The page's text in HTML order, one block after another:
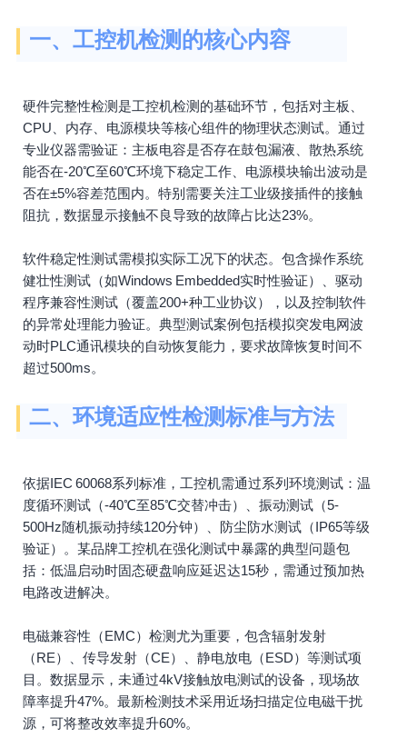
一、工控机检测的核心内容
硬件完整性检测是工控机检测的基础环节，包括对主板、
CPU、内存、电源模块等核心组件的物理状态测试。通过
专业仪器需验证：主板电容是否存在鼓包漏液、散热系统
能否在-20℃至60℃环境下稳定工作、电源模块输出波动是
否在±5%容差范围内。特别需要关注工业级接插件的接触
阻抗，数据显示接触不良导致的故障占比达23%。
软件稳定性测试需模拟实际工况下的状态。包含操作系统
健壮性测试（如Windows Embedded实时性验证）、驱动
程序兼容性测试（覆盖200+种工业协议），以及控制软件
的异常处理能力验证。典型测试案例包括模拟突发电网波
动时PLC通讯模块的自动恢复能力，要求故障恢复时间不
超过500ms。
二、环境适应性检测标准与方法
依据IEC 60068系列标准，工控机需通过系列环境测试：温
度循环测试（-40℃至85℃交替冲击）、振动测试（5-
500Hz随机振动持续120分钟）、防尘防水测试（IP65等级
验证）。某品牌工控机在强化测试中暴露的典型问题包
括：低温启动时固态硬盘响应延迟达15秒，需通过预加热
电路改进解决。
电磁兼容性（EMC）检测尤为重要，包含辐射发射
（RE）、传导发射（CE）、静电放电（ESD）等测试项
目。数据显示，未通过4kV接触放电测试的设备，现场故
障率提升47%。最新检测技术采用近场扫描定位电磁干扰
源，可将整改效率提升60%。